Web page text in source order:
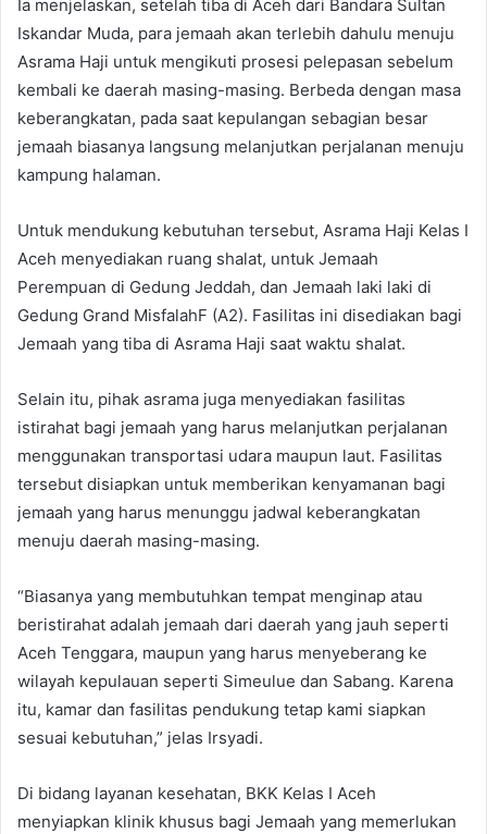
Ia menjelaskan, setelah tiba di Aceh dari Bandara Sultan
Iskandar Muda, para jemaah akan terlebih dahulu menuju
Asrama Haji untuk mengikuti prosesi pelepasan sebelum
kembali ke daerah masing-masing. Berbeda dengan masa
keberangkatan, pada saat kepulangan sebagian besar
jemaah biasanya langsung melanjutkan perjalanan menuju
kampung halaman.
Untuk mendukung kebutuhan tersebut, Asrama Haji Kelas I
Aceh menyediakan ruang shalat, untuk Jemaah
Perempuan di Gedung Jeddah, dan Jemaah laki laki di
Gedung Grand MisfalahF (A2). Fasilitas ini disediakan bagi
Jemaah yang tiba di Asrama Haji saat waktu shalat.
Selain itu, pihak asrama juga menyediakan fasilitas
istirahat bagi jemaah yang harus melanjutkan perjalanan
menggunakan transportasi udara maupun laut. Fasilitas
tersebut disiapkan untuk memberikan kenyamanan bagi
jemaah yang harus menunggu jadwal keberangkatan
menuju daerah masing-masing.
“Biasanya yang membutuhkan tempat menginap atau
beristirahat adalah jemaah dari daerah yang jauh seperti
Aceh Tenggara, maupun yang harus menyeberang ke
wilayah kepulauan seperti Simeulue dan Sabang. Karena
itu, kamar dan fasilitas pendukung tetap kami siapkan
sesuai kebutuhan,” jelas Irsyadi.
Di bidang layanan kesehatan, BKK Kelas I Aceh
menyiapkan klinik khusus bagi Jemaah yang memerlukan